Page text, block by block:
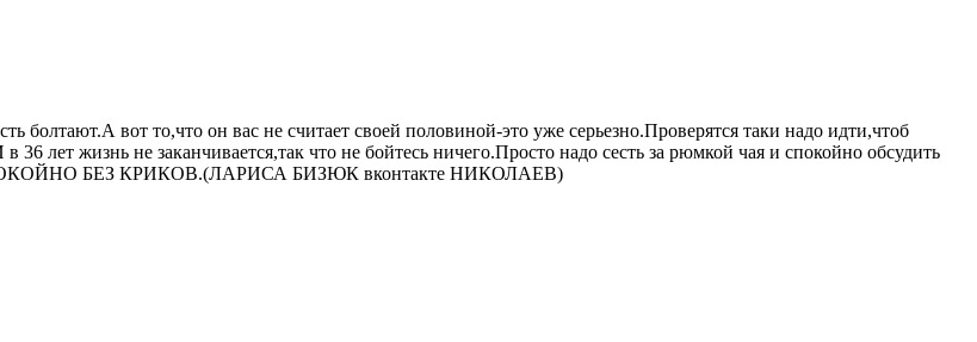
болтают.А вот то,что он вас не считает своей половиной-это уже серьезно.Проверятся таки надо идти,чтоб
лет жизнь не заканчивается,так что не бойтесь ничего.Просто надо сесть за рюмкой чая и спокойно обсудить
СПОКОЙНО БЕЗ КРИКОВ.(ЛАРИСА БИЗЮК вконтакте НИКОЛАЕВ)